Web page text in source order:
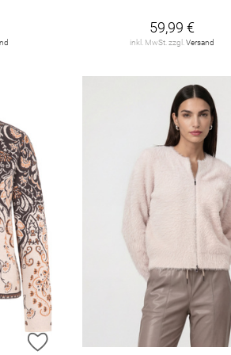
59,99 €
inkl. MwSt. zzgl.Versand
ZUR WUNSCHLISTE HINZUFÜGEN